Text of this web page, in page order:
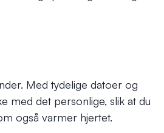
Med tydelige datoer og
med det personlige, slik at du
også varmer hjertet.